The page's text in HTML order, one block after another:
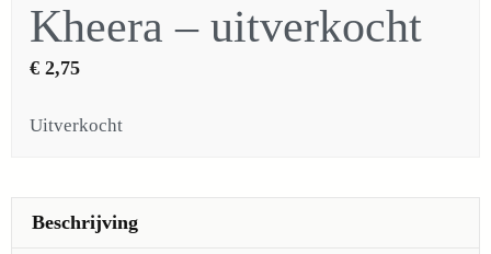
Kheera – uitverkocht
€ 2,75
Uitverkocht
Beschrijving